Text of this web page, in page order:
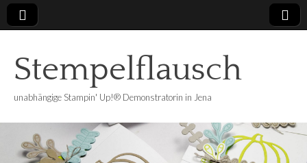
Stempelflausch
unabhängige Stampin' Up!® Demonstratorin in Jena